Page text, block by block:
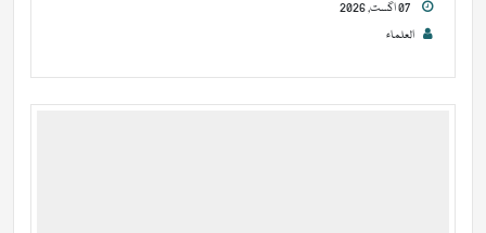
العلماء